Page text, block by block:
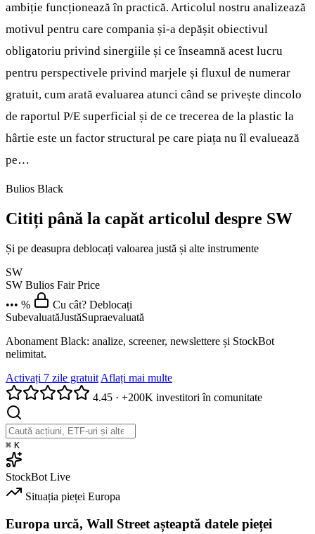
ambiție funcționează în practică. Articolul nostru analizează
motivul pentru care compania și-a depășit obiectivul
obligatoriu privind sinergiile și ce înseamnă acest lucru
pentru perspectivele privind marjele și fluxul de numerar
gratuit, cum arată evaluarea atunci când se privește dincolo
de raportul P/E superficial și de ce trecerea de la plastic la
hârtie este un factor structural pe care piața nu îl evaluează
pe…
Bulios Black
Citiți până la capăt articolul despre SW
Și pe deasupra deblocați valoarea justă și alte instrumente
SW
SW Bulios Fair Price
••• %
Cu cât? Deblocați
SubevaluatăJustăSupraevaluată
Abonament Black: analize, screener, newslettere și StockBot
nelimitat.
Activați 7 zile gratuit Aflați mai multe
4.45 · +200K investitori în comunitate
⌘ K
StockBot Live
Situația pieței Europa
Europa urcă, Wall Street așteaptă datele pieței